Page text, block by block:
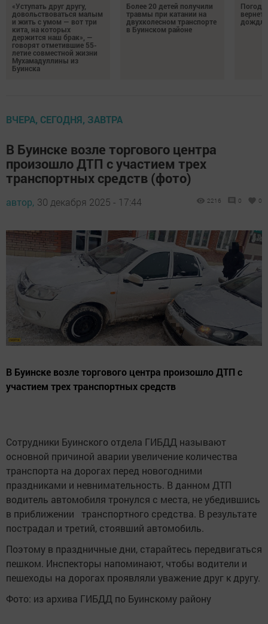
«Уступать друг другу,
довольствоваться малым
и жить с умом — вот три
кита, на которых
держится наш брак», —
говорят отметившие 55-
летие совместной жизни
Мухамадуллины из
Буинска
Более 20 детей получили
травмы при катании на
двухколесном транспорте
в Буинском районе
Погода
ВЧЕРА, СЕГОДНЯ, ЗАВТРА
В Буинске возле торгового центра
произошло ДТП с участием трех
транспортных средств (фото)
автор, 30 декабря 2025 - 17:44 2216 0 0
В Буинске возле торгового центра произошло ДТП с
участием трех транспортных средств
Сотрудники Буинского отдела ГИБДД называют
основной причиной аварии увеличение количества
транспорта на дорогах перед новогодними
праздниками и невнимательность. В данном ДТП
водитель автомобиля тронулся с места, не убедившись
в приближении транспортного средства. В результате
пострадал и третий, стоявший автомобиль.
Поэтому в праздничные дни, старайтесь передвигаться
пешком. Инспекторы напоминают, чтобы водители и
пешеходы на дорогах проявляли уважение друг к другу.
Фото: из архива ГИБДД по Буинскому району